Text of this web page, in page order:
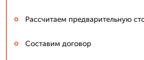
Рассчитаем предварительную
Составим договор